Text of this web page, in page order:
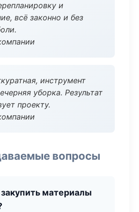
и
всё законно и без
инструмент
уборка. Результат
проекту.
вопросы
материалы